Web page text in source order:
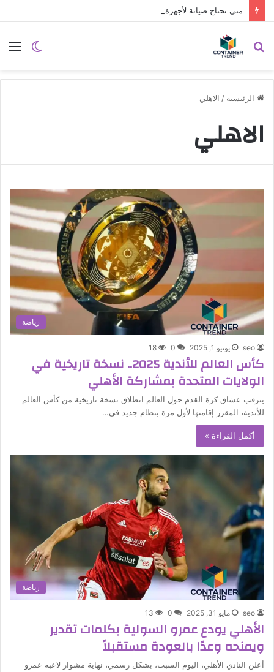
نموذج التواصل
إرسال
الوضع
بحث
الرئيسية / الاهلي
الاهلي
رياضة
seo يونيو 1, 2025 0
18
كأس العالم للأندية 2025.. نسخة تاريخية في
الولايات المتحدة بمشاركة الأهلي
يترقب عشاق كرة القدم حول العالم انطلاق نسخة تاريخية من كأس العالم
للأندية، المقرر إقامتها لأول مرة بنظام جديد في…
أكمل القراءة »
رياضة
seo مايو 31, 2025 0
13
الأهلي يودع عمرو السولية بكلمات تقدير
ويمنحه وعدًا بالعودة مستقبلاً
أعلن النادي الأهلي، اليوم السبت، بشكل رسمي، نهاية مشوار لاعبه عمرو